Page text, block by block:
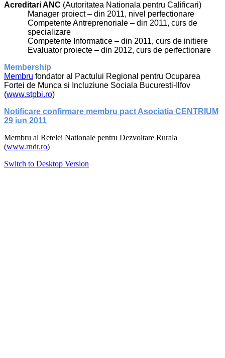
Acreditari ANC (Autoritatea Nationala pentru Calificari)
Manager proiect – din 2011, nivel perfectionare
Competente Antreprenoriale – din 2011, curs de
specializare
Competente Informatice – din 2011, curs de initiere
Evaluator proiecte – din 2012, curs de perfectionare
Membership
Membru fondator al Pactului Regional pentru Ocuparea
Fortei de Munca si Incluziune Sociala Bucuresti-Ilfov
(www.stpbi.ro)
Notificare confirmare membru pact Asociatia CENTRIUM
29 iun 2011
Membru al Retelei Nationale pentru Dezvoltare Rurala
(www.rndr.ro)
Switch to Desktop Version